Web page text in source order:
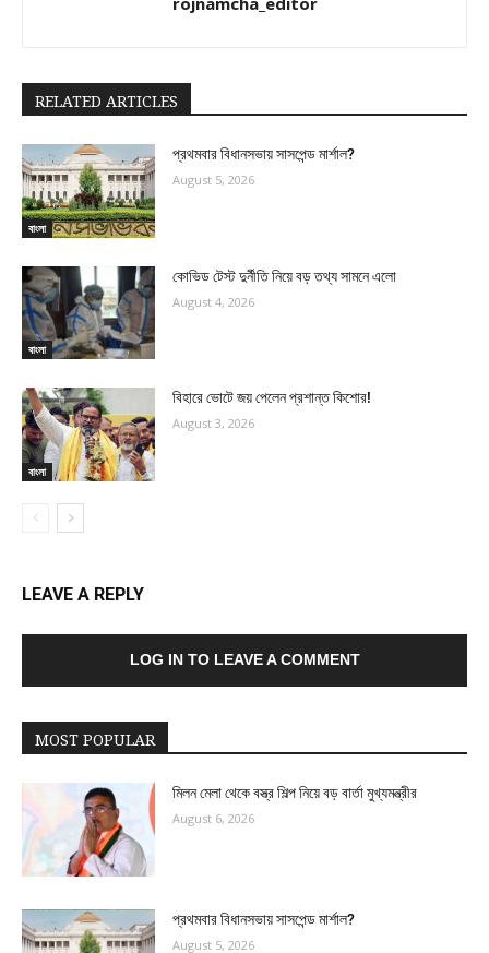
RELATED ARTICLES
বাংলা
প্রথমবার বিধানসভায় সাসপেন্ড মার্শাল?
August 5, 2026
বাংলা
কোভিড টেস্ট দুর্নীতি নিয়ে বড় তথ্য সামনে এলো
August 4, 2026
বাংলা
বিহারে ভোটে জয় পেলেন প্রশান্ত কিশোর!
August 3, 2026
LEAVE A REPLY
LOG IN TO LEAVE A COMMENT
MOST POPULAR
মিলন মেলা থেকে বস্ত্র শিল্প নিয়ে বড় বার্তা মুখ্যমন্ত্রীর
August 6, 2026
প্রথমবার বিধানসভায় সাসপেন্ড মার্শাল?
August 5, 2026